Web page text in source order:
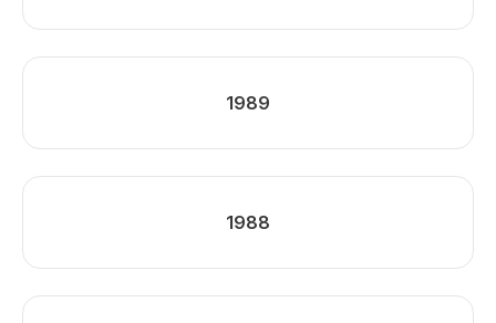
1989
1988